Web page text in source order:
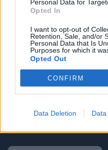
Personal Data for
Opted In
I want to opt-out of
Retention, Sale, and/or
Personal Data that Is
Purposes for which it
Opted Out
CONFIRM
Data Deletion Data
Resta
Sei interessato alle nostre
potrai anche richiedere
gratuita delle nostre
verranno commercializzati
database ad uso esclusivo